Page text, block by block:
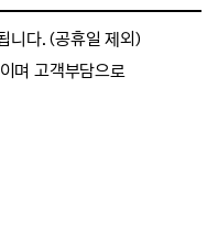
니다. (공휴일 제외)
며 고객부담으로